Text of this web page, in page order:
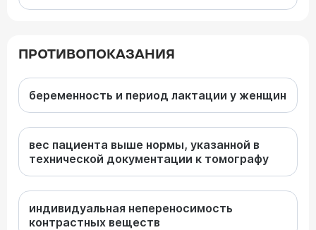
ПРОТИВОПОКАЗАНИЯ
беременность и период лактации у женщин
вес пациента выше нормы, указанной в
технической документации к томографу
индивидуальная непереносимость
контрастных веществ